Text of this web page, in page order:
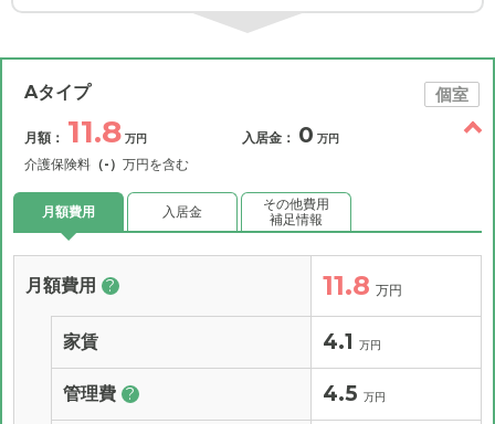
Aタイプ 個室
月額： 11.8 万円
介護保険料 （-） 万円を含む
入居金： 0 万円
月額費用 入居金
その他費用
補足情報
月額費用 ? 11.8 万円
家賃 4.1 万円
管理費 ? 4.5 万円